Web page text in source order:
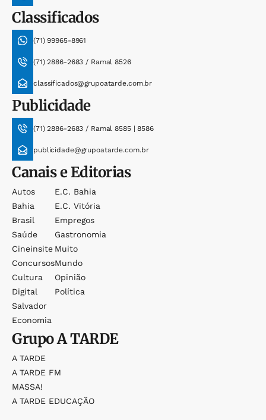
Classificados
(71) 99965-8961
(71) 2886-2683 / Ramal 8526
classificados@grupoatarde.com.br
Publicidade
(71) 2886-2683 / Ramal 8585 | 8586
publicidade@grupoatarde.com.br
Canais e Editorias
Autos
Bahia
Brasil
Saúde
Cineinsite
Concursos
Cultura
Digital
Salvador
Economia
E.c. Bahia
E.c. Vitória
Empregos
Gastronomia
Muito
Mundo
Opinião
Política
GrupoA TARDE
A TARDE
A TARDE FM
MASSA!
A TARDE EDUCAÇÃO